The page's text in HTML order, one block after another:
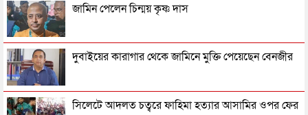
জামিন পেলেন চিন্ময় কৃষ্ণ দাস
দুবাইয়ের কারাগার থেকে জামিনে মুক্তি পেয়েছেন বেনজীর
সিলেটে আদলত চত্বরে ফাহিমা হত্যার আসামির ওপর ফের